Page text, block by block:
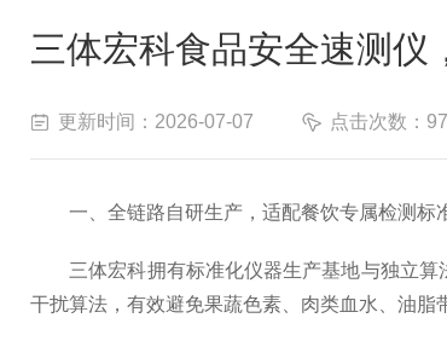
三体宏科食品安全速测仪
更新时间：2026-07-07 点击次数：97
一、全链路自研生产，适配餐饮专属检测标
三体宏科拥有标准化仪器生产基地与独立算
干扰算法，有效避免果蔬色素、肉类血水、油